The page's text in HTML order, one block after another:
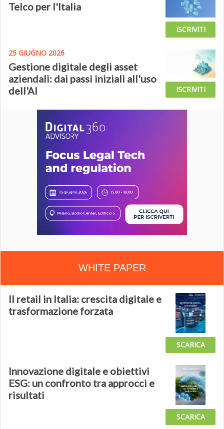
Telco per l'Italia
ISCRIVITI
25 GIUGNO 2026
Gestione digitale degli asset
aziendali: dai passi iniziali all'uso
dell'AI
ISCRIVITI
WHITE PAPER
Il retail in Italia: crescita digitale e
trasformazione forzata
SCARICA
Innovazione digitale e obiettivi
ESG: un confronto tra approcci e
risultati
SCARICA